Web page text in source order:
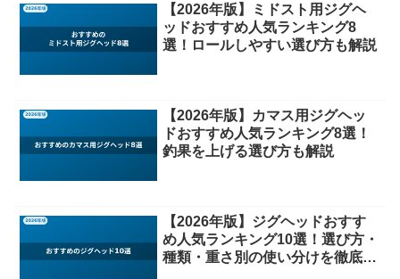
【2026年版】ミドスト用ジグヘ
ッドおすすめ人気ランキング8
選！ロールしやすい選び方も解説
【2026年版】カマス用ジグヘッ
ドおすすめ人気ランキング8選！
釣果を上げる選び方も解説
【2026年版】ジグヘッドおすす
め人気ランキング10選！選び方・
種類・重さ別の使い分けを徹底解